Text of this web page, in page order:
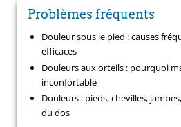
Problèmes fréquents
Douleur sous le pied : causes
efficaces
Douleurs aux orteils : pourquoi
inconfortable
Douleurs : pieds, chevilles,
du dos